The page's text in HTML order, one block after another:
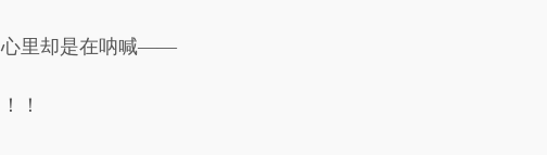
心里却是在呐喊——
！